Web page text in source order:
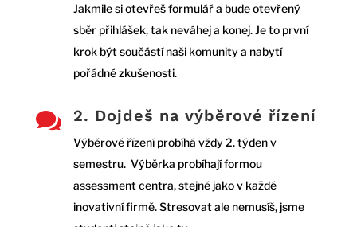
Jakmile si otevřeš formulář a bude otevřený
sběr přihlášek, tak neváhej a konej. Je to první
krok být součástí naši komunity a nabytí
pořádné zkušenosti.
 2. Dojdeš na výběrové řízení
Výběrové řízení probíhá vždy 2. týden v
semestru. Výběrka probíhají formou
assessment centra, stejně jako v každé
inovativní firmě. Stresovat ale nemusíš, jsme